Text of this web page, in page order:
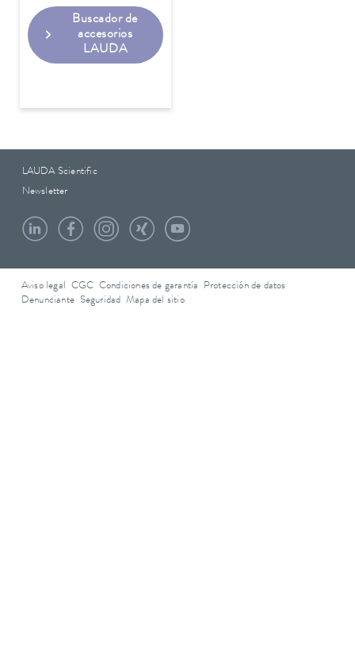
Buscador de
accesorios
LAUDA
LAUDA Scientific
Newsletter
Aviso legal CGC Condiciones de garantía
Protección de datos
Denunciante Seguridad Mapa del sitio